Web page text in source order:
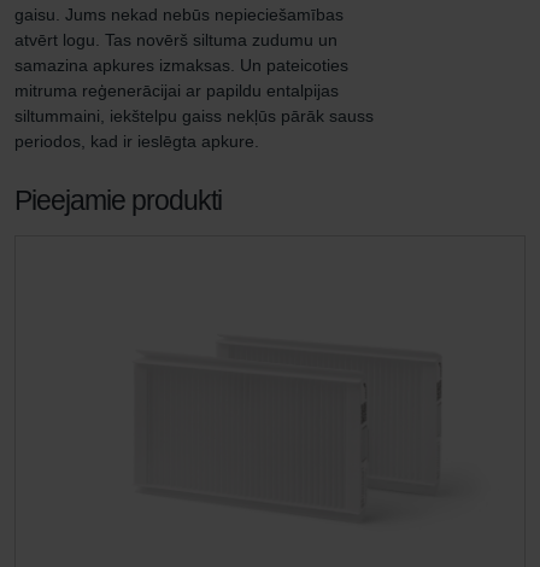
gaisu. Jums nekad nebūs nepieciešamības
atvērt logu. Tas novērš siltuma zudumu un
samazina apkures izmaksas. Un pateicoties
mitruma reģenerācijai ar papildu entalpijas
siltummaini, iekštelpu gaiss nekļūs pārāk sauss
periodos, kad ir ieslēgta apkure.
Pieejamie produkti